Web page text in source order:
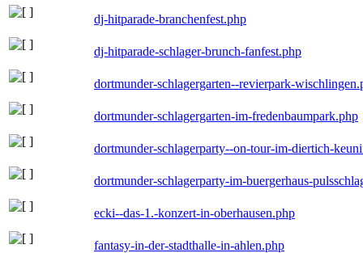
dj-hitparade-branchenfest.php
dj-hitparade-schlager-brunch-fanfest.php
dortmunder-schlagergarten--revierpark-
dortmunder-schlagergarten-im-fredenbaumpark.php
dortmunder-schlagerparty--on-tour-im-diertich-
dortmunder-schlagerparty-im-buergerhaus-
ecki--das-1.-konzert-in-oberhausen.php
fantasy-in-der-stadthalle-in-ahlen.php